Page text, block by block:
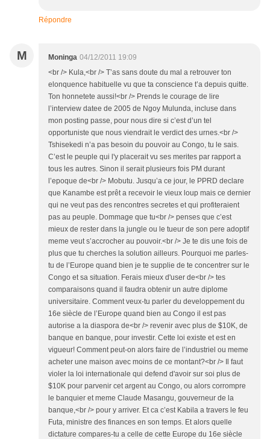
Répondre
M Moninga 04/12/2011 19:09
<br /> Kula,<br /> T’as sans doute du mal a retrouver ton
elonquence habituelle vu que ta conscience t’a depuis quitte.
Ton honnetete aussi!<br /> Prends le courage de lire
l’interview datee de 2005 de Ngoy Mulunda, incluse dans
mon posting passe, pour nous dire si c’est d’un tel
opportuniste que nous viendrait le verdict des urnes.<br />
Tshisekedi n’a pas besoin du pouvoir au Congo, tu le sais.
C’est le peuple qui l'y placerait vu ses merites par rapport a
tous les autres. Sinon il serait plusieurs fois PM durant
l’epoque de<br /> Mobutu. Jusqu’a ce jour, le PPRD declare
que Kanambe est prêt a recevoir le vieux loup mais ce dernier
qui ne veut pas des rencontres secretes et qui profiteraient
pas au peuple. Dommage que tu<br /> penses que c’est
mieux de rester dans la jungle ou le tueur de son pere adoptif
meme veut s’accrocher au pouvoir.<br /> Je te dis une fois de
plus que tu cherches la solution ailleurs. Pourquoi me parles-
tu de l’Europe quand bien je te supplie de te concentrer sur le
Congo et sa situation. Ferais mieux d'user de<br /> tes
comparaisons quand il faudra obtenir un autre diplome
universitaire. Comment veux-tu parler du developpement du
16e siècle de l’Europe quand bien au Congo il est pas
autorise a la diaspora de<br /> revenir avec plus de $10K, de
banque en banque, pour investir. Cette loi existe et est en
vigueur! Comment peut-on alors faire de l’industriel ou meme
acheter une maison avec moins de ce montant?<br /> Il faut
violer la loi internationale qui defend d'avoir sur soi plus de
$10K pour parvenir cet argent au Congo, ou alors corrompre
le banquier et meme Claude Masangu, gouverneur de la
banque,<br /> pour y arriver. Et ca c’est Kabila a travers le feu
Futa, ministre des finances en son temps. Et alors quelle
dictature compares-tu a celle de cette Europe du 16e siècle